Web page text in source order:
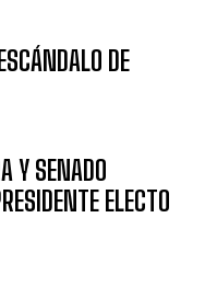
DE
Y SENADO
ELECTO